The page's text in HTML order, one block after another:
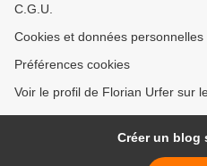
C.G.U.
Cookies et données personnelles
Préférences cookies
Voir le profil de Florian Urfer sur
Créer un blog